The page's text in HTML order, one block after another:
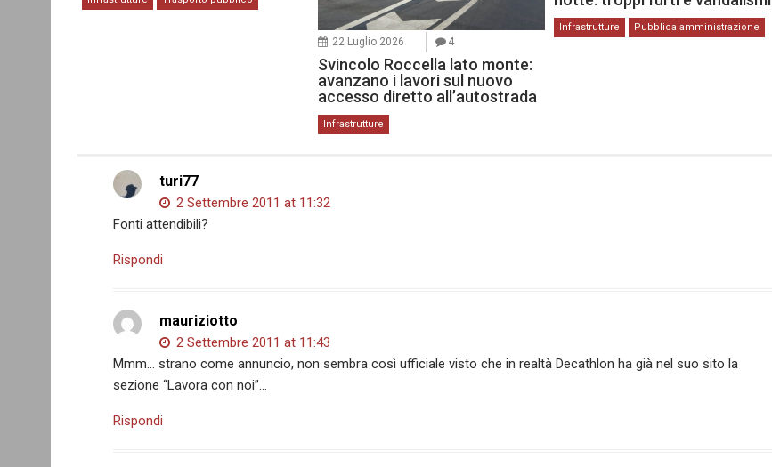
22 Luglio 2026 4
Svincolo Roccella lato monte:
avanzano i lavori sul nuovo
accesso diretto all’autostrada
Infrastrutture
Infrastrutture Pubblica amministrazione
turi77
2 Settembre 2011 at 11:32
Fonti attendibili?
Rispondi
mauriziotto
2 Settembre 2011 at 11:43
Mmm… strano come annuncio, non sembra così ufficiale visto che in realtà Decathlon ha già nel suo sito la
sezione “Lavora con noi”…
Rispondi